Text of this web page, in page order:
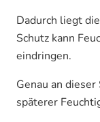
Dadurch liegt
Schutz kann
eindringen.
Genau an
späterer